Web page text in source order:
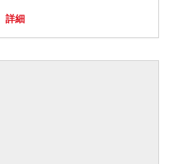
詳細